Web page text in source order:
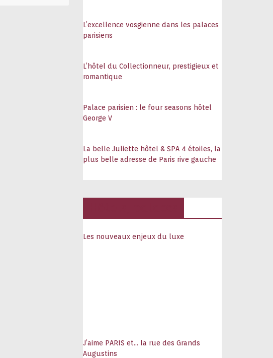
L’excellence vosgienne dans les palaces
parisiens
L’hôtel du Collectionneur, prestigieux et
romantique
Palace parisien : le four seasons hôtel
George V
La belle Juliette hôtel & SPA 4 étoiles, la
plus belle adresse de Paris rive gauche
Les nouveaux enjeux du luxe
J’aime PARIS et… la rue des Grands
Augustins